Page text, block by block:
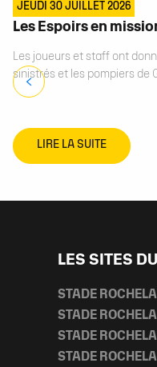
JEUDI 30 JUILLET 2026
Les Espoirs en
Les joueurs et staff ont
sinistrés et les pompiers de
LIRE LA SUITE
LES SITES
STADE
STADE
STADE
STADE